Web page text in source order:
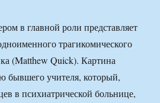
в главной роли представляет
трагикомического
(Matthew Quick). Картина
бывшего учителя, который,
в психиатрической больнице,